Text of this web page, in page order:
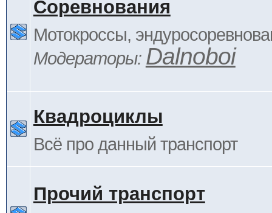
Соревнования
Мотокроссы,
Модераторы: Dalnoboi
Квадроциклы
Всё про данный транспорт
Прочий транспорт